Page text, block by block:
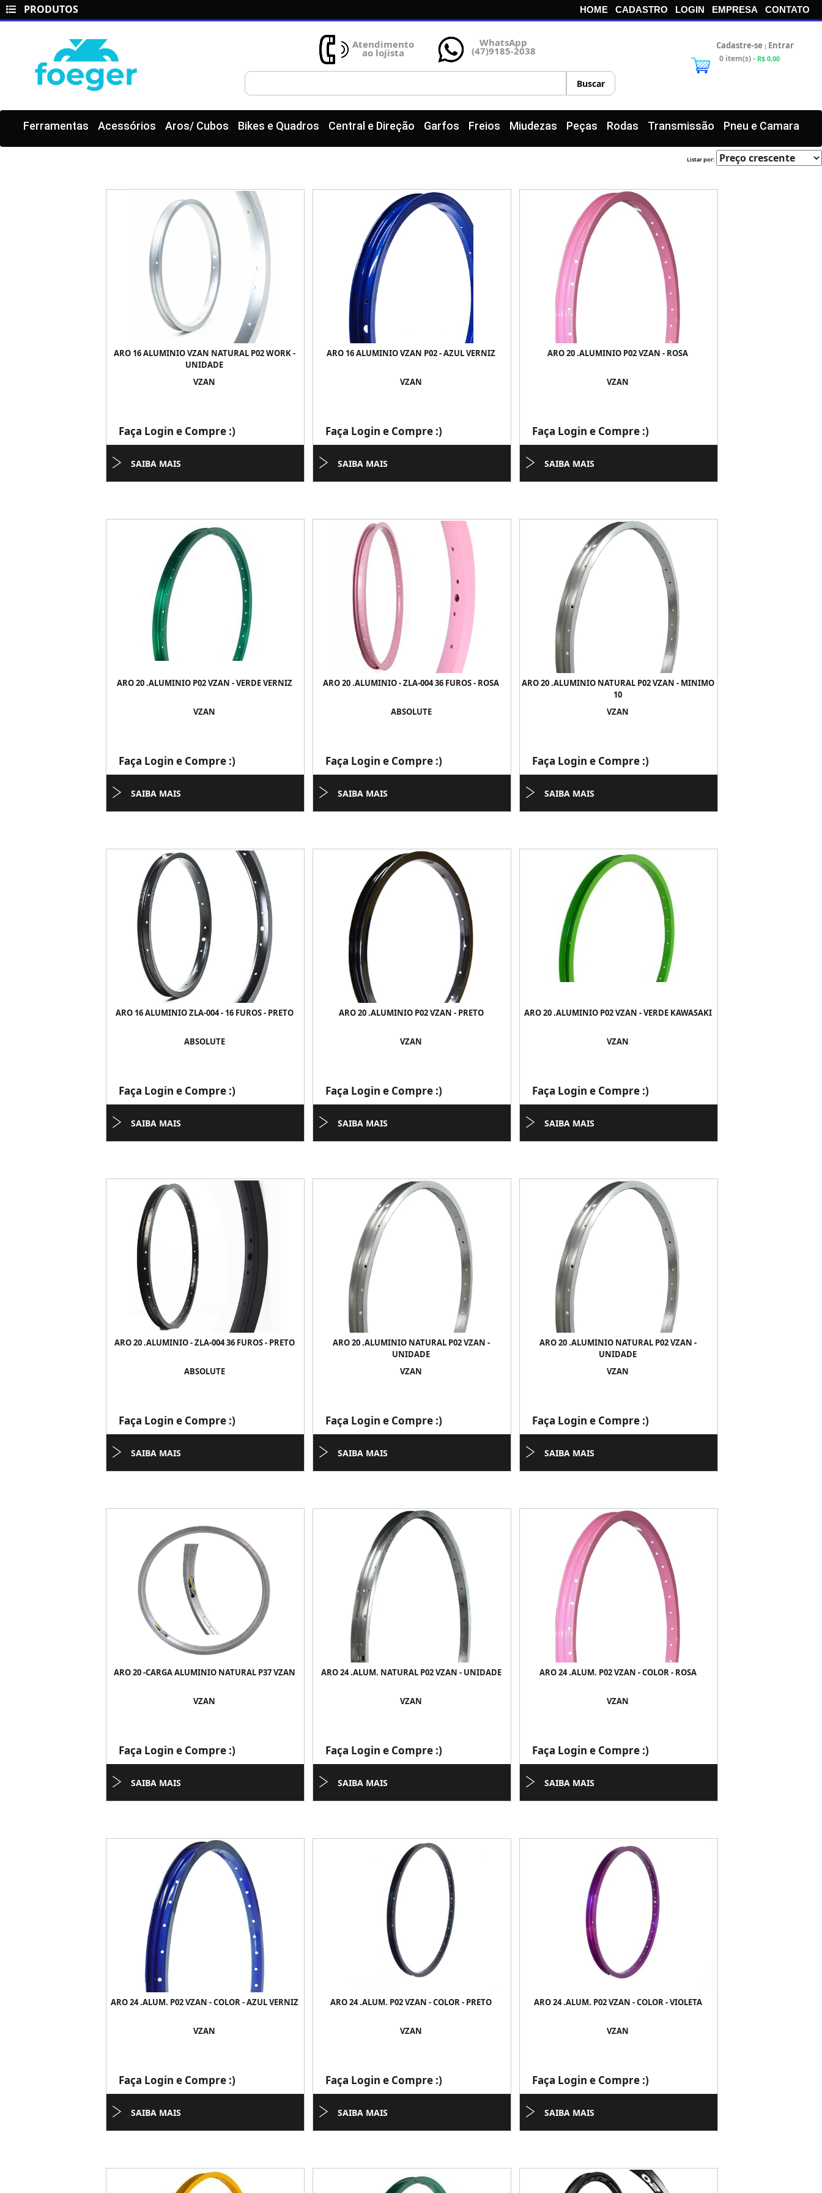
HOME CADASTRO LOGIN EMPRESA CONTATO
PRODUTOS
Atendimento
ao lojista
WhatsApp
(47)9185-2038 Cadastre-se | Entrar
0 item(s) - R$ 0,00
Ferramentas Acessórios Aros/ Cubos Bikes e Quadros Central e Direção Garfos Freios Miudezas Peças Rodas Transmissão Pneu e Camara
Listar por:
ARO 16 ALUMINIO VZAN NATURAL P02 WORK -
UNIDADE
VZAN
Faça Login e Compre :)
SAIBA MAIS
ARO 16 ALUMINIO VZAN P02 - AZUL VERNIZ
VZAN
Faça Login e Compre :)
SAIBA MAIS
ARO 20 .ALUMINIO P02 VZAN - ROSA
VZAN
Faça Login e Compre :)
SAIBA MAIS
ARO 20 .ALUMINIO P02 VZAN - VERDE VERNIZ
VZAN
Faça Login e Compre :)
SAIBA MAIS
ARO 20 .ALUMINIO - ZLA-004 36 FUROS - ROSA
ABSOLUTE
Faça Login e Compre :)
SAIBA MAIS
ARO 20 .ALUMINIO NATURAL P02 VZAN - MINIMO
10
VZAN
Faça Login e Compre :)
SAIBA MAIS
ARO 16 ALUMINIO ZLA-004 - 16 FUROS - PRETO
ABSOLUTE
Faça Login e Compre :)
SAIBA MAIS
ARO 20 .ALUMINIO P02 VZAN - PRETO
VZAN
Faça Login e Compre :)
SAIBA MAIS
ARO 20 .ALUMINIO P02 VZAN - VERDE KAWASAKI
VZAN
Faça Login e Compre :)
SAIBA MAIS
ARO 20 .ALUMINIO - ZLA-004 36 FUROS - PRETO
ABSOLUTE
Faça Login e Compre :)
SAIBA MAIS
ARO 20 .ALUMINIO NATURAL P02 VZAN -
UNIDADE
VZAN
Faça Login e Compre :)
SAIBA MAIS
ARO 20 .ALUMINIO NATURAL P02 VZAN -
UNIDADE
VZAN
Faça Login e Compre :)
SAIBA MAIS
ARO 20 -CARGA ALUMINIO NATURAL P37 VZAN
VZAN
Faça Login e Compre :)
SAIBA MAIS
ARO 24 .ALUM. NATURAL P02 VZAN - UNIDADE
VZAN
Faça Login e Compre :)
SAIBA MAIS
ARO 24 .ALUM. P02 VZAN - COLOR - ROSA
VZAN
Faça Login e Compre :)
SAIBA MAIS
ARO 24 .ALUM. P02 VZAN - COLOR - AZUL VERNIZ
VZAN
Faça Login e Compre :)
SAIBA MAIS
ARO 24 .ALUM. P02 VZAN - COLOR - PRETO
VZAN
Faça Login e Compre :)
SAIBA MAIS
ARO 24 .ALUM. P02 VZAN - COLOR - VIOLETA
VZAN
Faça Login e Compre :)
SAIBA MAIS